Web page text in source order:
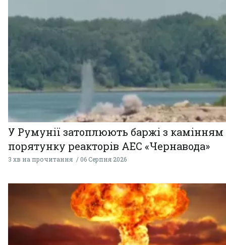
У Румунії затоплюють баржі з
порятунку реакторів АЕС «Чернавода»
3 хв на прочитання 06 Серпня 2026